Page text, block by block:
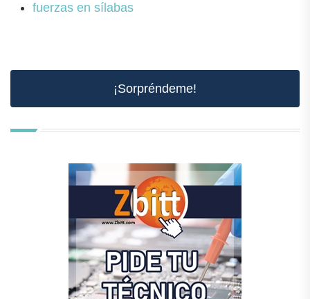
fuerzas en sílabas
¡Sorpréndeme!